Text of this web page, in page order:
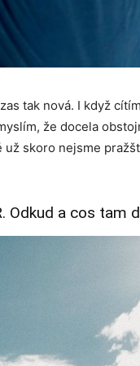
tak nová. I když
že docela
už skoro nejsme
Odkud a cos tam